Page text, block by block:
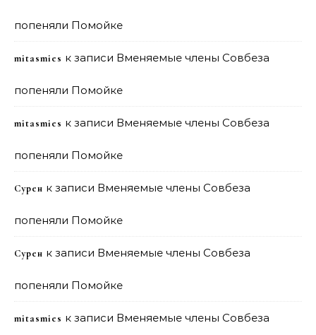
попеняли Помойке
mitasmies к записи Вменяемые члены Совбеза
попеняли Помойке
mitasmies к записи Вменяемые члены Совбеза
попеняли Помойке
Сурен к записи Вменяемые члены Совбеза
попеняли Помойке
Сурен к записи Вменяемые члены Совбеза
попеняли Помойке
mitasmies к записи Вменяемые члены Совбеза